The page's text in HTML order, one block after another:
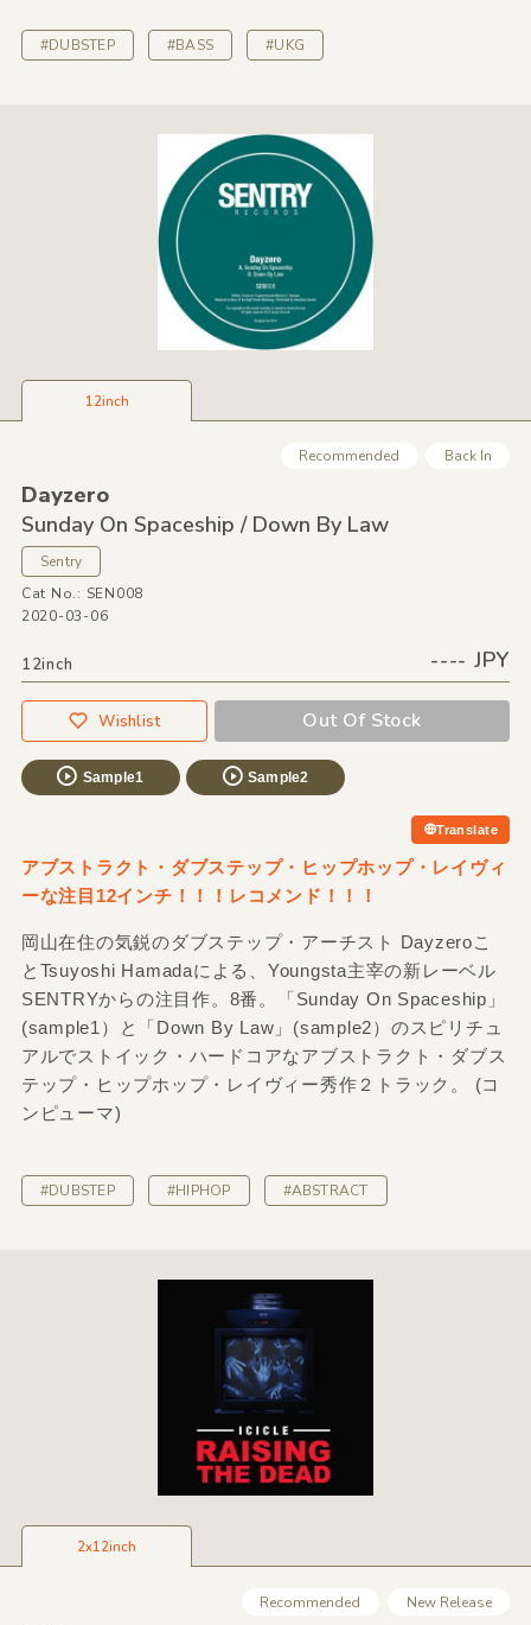
#DUBSTEP #BASS #UKG
12inch
Recommended Back In
Dayzero
Sunday On Spaceship /Down By Law
Sentry
Cat No.: SEN008
2020-03-06
12inch ---- JPY
Wishlist Out Of Stock
Sample1 Sample2
Translate
アブストラクト・ダブステップ・ヒップホップ・レイヴィ
ーな注目12インチ！！！レコメンド！！！
岡山在住の気鋭のダブステップ・アーチスト Dayzeroこ
とTsuyoshi Hamadaによる、Youngsta主宰の新レーベル
SENTRYからの注目作。8番。「Sunday On Spaceship」
(sample1）と「Down By Law」(sample2）のスピリチュ
アルでストイック・ハードコアなアブストラクト・ダブス
テップ・ヒップホップ・レイヴィー秀作２トラック。 (コ
ンピューマ)
#DUBSTEP #HIPHOP #ABSTRACT
2x12inch
Recommended New Release